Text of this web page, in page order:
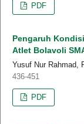
PDF
Pengaruh
Atlet Bolavoli
Yusuf Nur Rahmad,
436-451
PDF